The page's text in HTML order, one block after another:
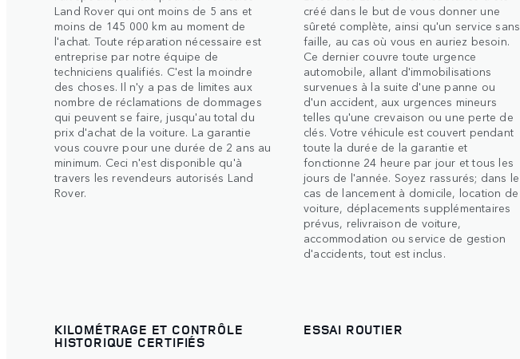
Land Rover qui ont moins de 5 ans et
moins de 145 000 km au moment de
l'achat. Toute réparation nécessaire est
entreprise par notre équipe de
techniciens qualifiés. C'est la moindre
des choses. Il n'y a pas de limites aux
nombre de réclamations de dommages
qui peuvent se faire, jusqu'au total du
prix d'achat de la voiture. La garantie
vous couvre pour une durée de 2 ans au
minimum. Ceci n'est disponible qu'à
travers les revendeurs autorisés Land
Rover.
créé dans le but de vous donner une
sûreté complète, ainsi qu'un service sans
faille, au cas où vous en auriez besoin.
Ce dernier couvre toute urgence
automobile, allant d'immobilisations
survenues à la suite d'une panne ou
d'un accident, aux urgences mineurs
telles qu'une crevaison ou une perte de
clés. Votre véhicule est couvert pendant
toute la durée de la garantie et
fonctionne 24 heure par jour et tous les
jours de l'année. Soyez rassurés; dans le
cas de lancement à domicile, location de
voiture, déplacements supplémentaires
prévus, relivraison de voiture,
accommodation ou service de gestion
d'accidents, tout est inclus.
KILOMÉTRAGE ET CONTRÔLE
HISTORIQUE CERTIFIÉS
ESSAI ROUTIER